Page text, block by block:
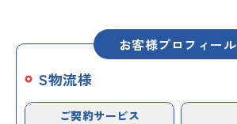
お客様プロフィール
S物流様
ご契約サービス